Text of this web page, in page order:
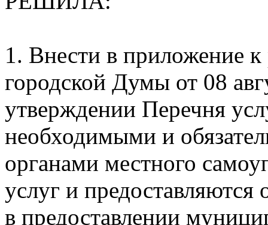
1. Внести в приложение
городской Думы от 08
утверждении Перечня
необходимыми и
органами местного
услуг и
в предоставлении